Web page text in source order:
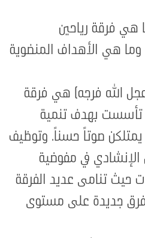
هي فرقة رياحين
وما هي الأهداف المنضوية
الله فرجه) هي فرقة
تأسست بهدف تنمية
يمتلكن صوتاً حسناً. وتوظيف
الإنشادي في مفوضية
حيث تنامى عديد الفرقة
جديدة على مستوى